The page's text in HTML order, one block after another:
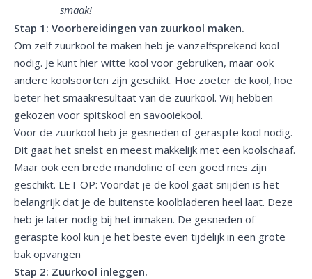
smaak!
Stap 1: Voorbereidingen van zuurkool maken.
Om zelf zuurkool te maken heb je vanzelfsprekend kool
nodig. Je kunt hier witte kool voor gebruiken, maar ook
andere koolsoorten zijn geschikt. Hoe zoeter de kool, hoe
beter het smaakresultaat van de zuurkool. Wij hebben
gekozen voor spitskool en savooiekool.
Voor de zuurkool heb je gesneden of geraspte kool nodig.
Dit gaat het snelst en meest makkelijk met een koolschaaf.
Maar ook een brede mandoline of een goed mes zijn
geschikt. LET OP: Voordat je de kool gaat snijden is het
belangrijk dat je de buitenste koolbladeren heel laat. Deze
heb je later nodig bij het inmaken. De gesneden of
geraspte kool kun je het beste even tijdelijk in een grote
bak opvangen
Stap 2: Zuurkool inleggen.